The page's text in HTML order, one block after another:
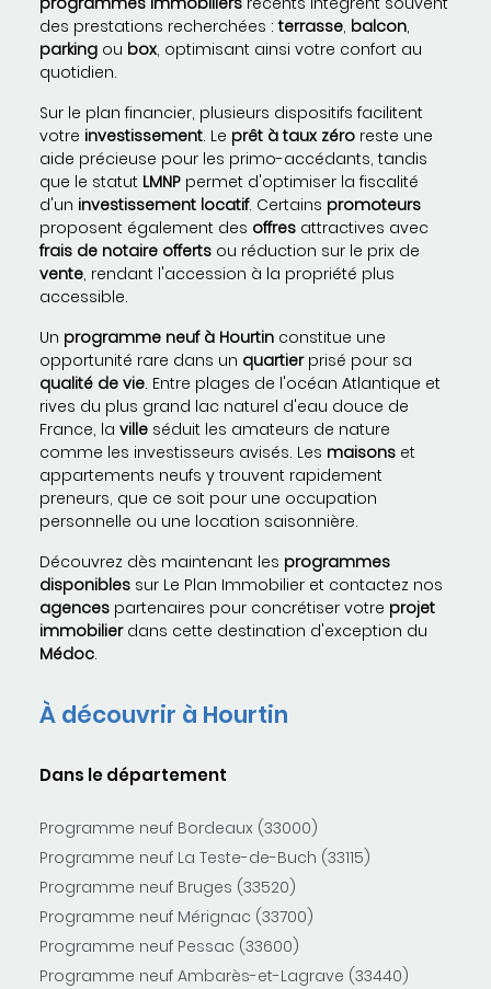
des prestations recherchées :terrasse, balcon,
parking ou box, optimisant ainsi votre confort au
quotidien.
Sur le plan financier, plusieurs dispositifs facilitent
votre investissement. Le prêt à taux zéro reste une
aide précieuse pour les primo-accédants, tandis
que le statut LMNP permet d'optimiser la fiscalité
d'un investissement locatif. Certains promoteurs
proposent également des offres attractives avec
frais de notaire offerts ou réduction sur le prix de
vente, rendant l'accession à la propriété plus
accessible.
Un programme neuf à Hourtin constitue une
opportunité rare dans un quartierprisé pour sa
qualité de vie. Entre plages de l'océan Atlantique et
rives du plus grand lac naturel d'eau douce de
France, la ville séduit les amateurs de nature
comme les investisseurs avisés. Les maisons et
appartements neufs y trouvent rapidement
preneurs, que ce soit pour une occupation
personnelle ou une location saisonnière.
Découvrez dès maintenant les programmes
disponibles sur Le Plan Immobilier et contactez nos
agences partenaires pour concrétiser votre projet
immobilierdans cette destination d'exception du
Médoc.
À découvrir à Hourtin
Dans le département
Programme neuf Bordeaux (33000)
Programme neuf La Teste-de-Buch (33115)
Programme neuf Bruges (33520)
Programme neuf Mérignac (33700)
Programme neuf Pessac (33600)
Programme neuf Ambarès-et-Lagrave (33440)